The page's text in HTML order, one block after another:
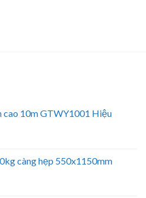
cao 10m GTWY1001 Hiệu
càng hẹp 550x1150mm